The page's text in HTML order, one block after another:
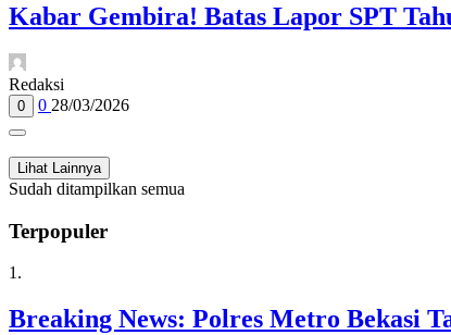
Kabar Gembira! Batas Lapor SPT
Redaksi
0 0 28/03/2026
Lihat Lainnya
Sudah ditampilkan semua
Terpopuler
1.
Breaking News: Polres Metro Bekasi